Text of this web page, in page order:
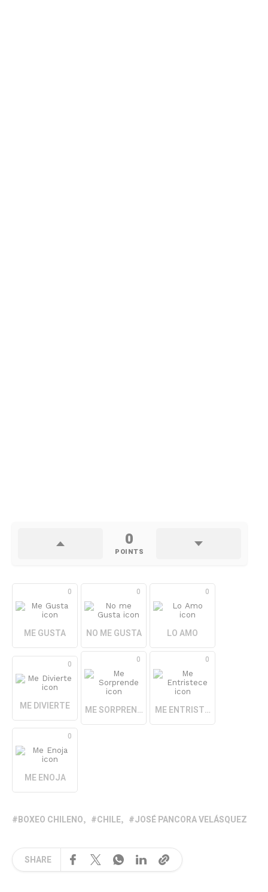
0
POINTS
0
ME GUSTA
0
NO ME GUSTA
0
LO AMO
0
ME DIVIERTE
0
ME SORPRENDE
0
ME ENTRISTECE
0
ME ENOJA
BOXEO CHILENO CHILE JOSÉ PANCORA VELÁSQUEZ
SHARE